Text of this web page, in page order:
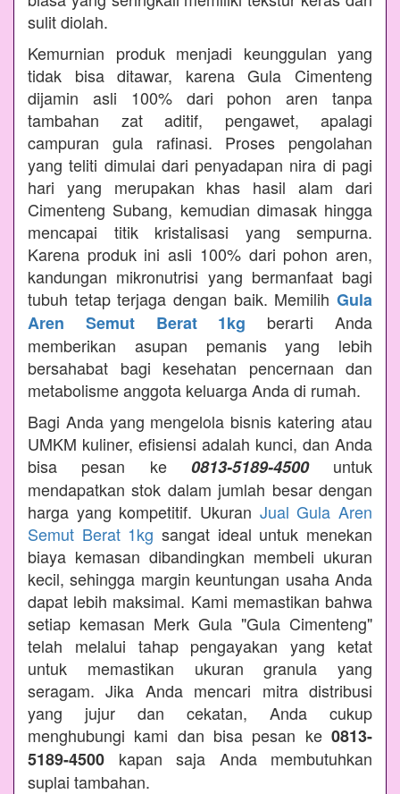
sulit diolah.
Kemurnian produk menjadi keunggulan yang
tidak bisa ditawar, karena Gula Cimenteng
dijamin asli 100% dari pohon aren tanpa
tambahan zat aditif, pengawet, apalagi
campuran gula rafinasi. Proses pengolahan
yang teliti dimulai dari penyadapan nira di pagi
hari yang merupakan khas hasil alam dari
Cimenteng Subang, kemudian dimasak hingga
mencapai titik kristalisasi yang sempurna.
Karena produk ini asli 100% dari pohon aren,
kandungan mikronutrisi yang bermanfaat bagi
tubuh tetap terjaga dengan baik. Memilih Gula
Aren Semut Berat 1kg berarti Anda
memberikan asupan pemanis yang lebih
bersahabat bagi kesehatan pencernaan dan
metabolisme anggota keluarga Anda di rumah.
Bagi Anda yang mengelola bisnis katering atau
UMKM kuliner, efisiensi adalah kunci, dan Anda
bisa pesan ke 0813-5189-4500untuk
mendapatkan stok dalam jumlah besar dengan
harga yang kompetitif. Ukuran Jual Gula Aren
Semut Berat 1kg sangat ideal untuk menekan
biaya kemasan dibandingkan membeli ukuran
kecil, sehingga margin keuntungan usaha Anda
dapat lebih maksimal. Kami memastikan bahwa
setiap kemasan Merk Gula "Gula Cimenteng"
telah melalui tahap pengayakan yang ketat
untuk memastikan ukuran granula yang
seragam. Jika Anda mencari mitra distribusi
yang jujur dan cekatan, Anda cukup
menghubungi kami dan bisa pesan ke 0813-
5189-4500 kapan saja Anda membutuhkan
suplai tambahan.